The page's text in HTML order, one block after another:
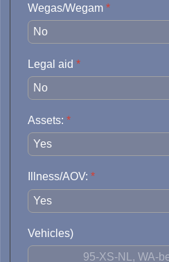
Wegas/Wegam *
Legal aid *
Assets: *
Illness/AOV: *
Vehicles)